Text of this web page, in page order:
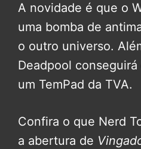
A novidade é que o
uma bomba de
o outro universo.
Deadpool
um TemPad da TVA.
Confira o que Nerd
a abertura de